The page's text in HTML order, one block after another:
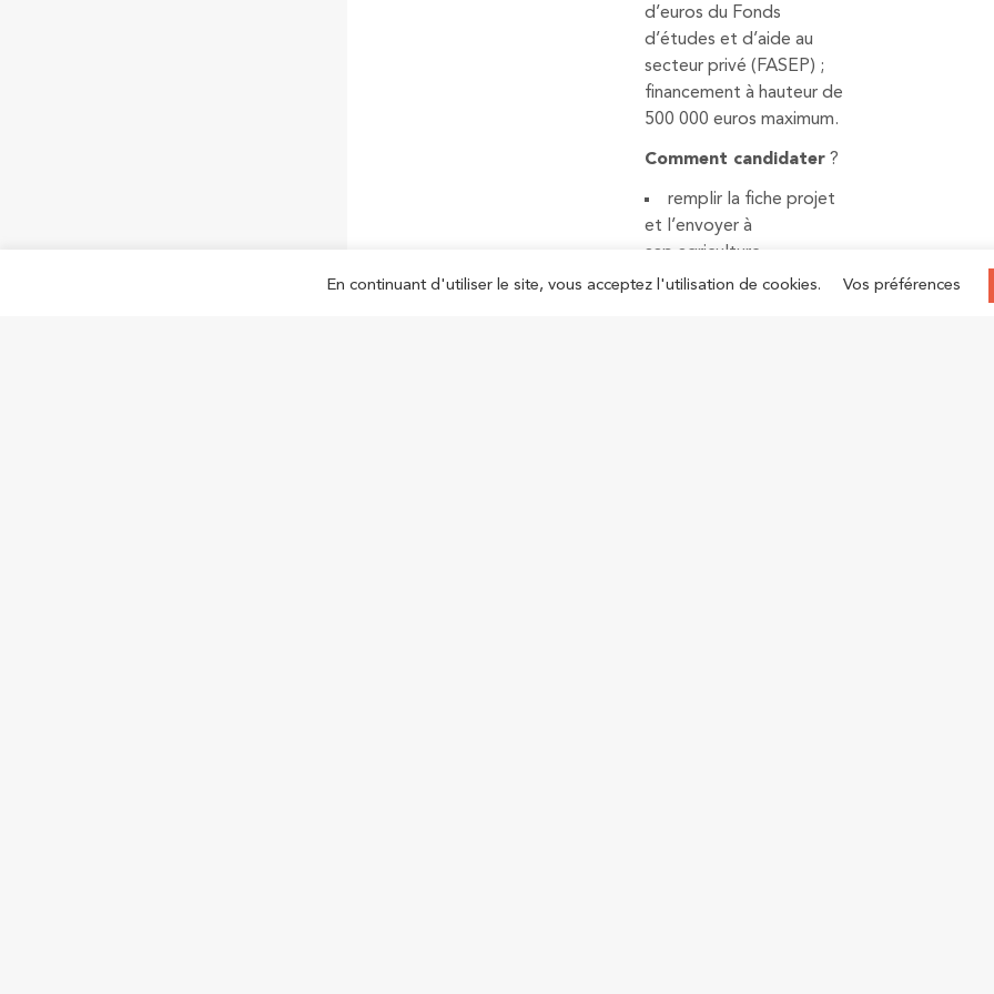
d’euros du Fonds
d’études et d’aide au
secteur privé (FASEP) ;
financement à hauteur de
500 000 euros maximum.
Comment candidater?
remplir la fiche projet
et l’envoyer à
aap.agriculture-
durable@dgtresor.gouv.fr
En continuant d'utiliser le site, vous acceptez l'utilisation de cookies. Vos préférences